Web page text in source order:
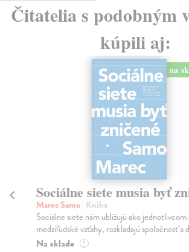
Čitatelia s podobným
kúpili aj:
na
Sociálne siete musia byť
Marec Samo| Kniha
Sociálne siete nám ubližujú ako jednotlivcom
medziľudské vzťahy, rozkladajú spoločnosť a
Na sklade ?